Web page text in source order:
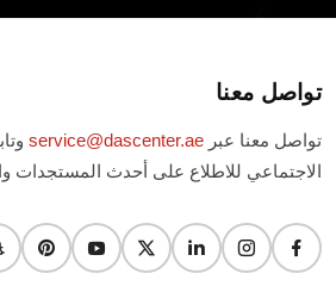
تواصل معنا
تواصل معنا عبر service@dascenter.ae
الاجتماعي للاطلاع على أحدث المستجدات